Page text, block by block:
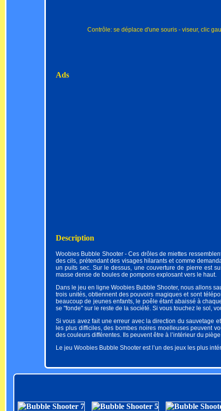
Contrôle: se déplace d'une souris - viseur, clic
Ads
Description
Woobies Bubble Shooter - Ces drôles de miettes
des cils, prétendant des visages hilarants et comme
un puits sec. Sur le dessus, une couverture de pierre est
masse dense de boules de pompons explosant vers le haut.
Dans le jeu en ligne Woobies Bubble Shooter, nous allons
trois unités, obtiennent des pouvoirs magiques et sont
beaucoup de jeunes enfants, le poêle étant abaissé à
se "fonde" sur le reste de la société. Si vous touchez le sol,
Si vous avez fait une erreur avec la direction du sauvetage
les plus difficiles, des bombes noires moelleuses peuvent
des couleurs différentes. Ils peuvent être à l’intérieur du
Le jeu Woobies Bubble Shooter est l’un des jeux les plus